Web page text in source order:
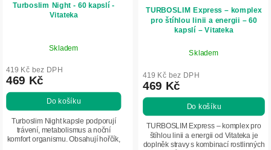
Turboslim Night - 60 kapslí -
Vitateka
Skladem
419 Kč bez DPH
469 Kč
Do košíku
Turboslim Night kapsle podporují
trávení, metabolismus a noční
komfort organismu. Obsahují hořčík,
TURBOSLIM Express – komplex
pro štíhlou linii a energii – 60
kapslí – Vitateka
Skladem
419 Kč bez DPH
469 Kč
Do košíku
TURBOSLIM Express – komplex pro
štíhlou linii a energii od Vitateka je
doplněk stravy s kombinací rostlinných